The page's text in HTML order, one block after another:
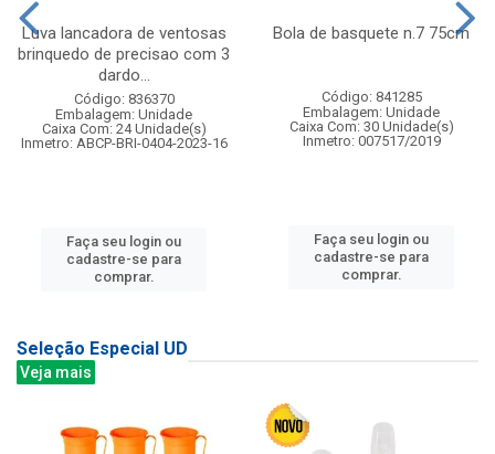
Luva lancadora de ventosas
brinquedo de precisao com 3
dardo...
Código: 836370
Embalagem: Unidade
Caixa Com: 24 Unidade(s)
Inmetro: ABCP-BRI-0404-2023-16
Faça seu login ou
cadastre-se para
comprar.
Bola de basquete n.7 75cm
Código: 841285
Embalagem: Unidade
Caixa Com: 30 Unidade(s)
Inmetro: 007517/2019
Faça seu login ou
cadastre-se para
comprar.
Seleção Especial UD
Veja mais